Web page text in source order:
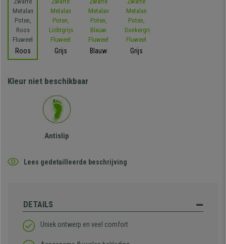
Roos Grijs Blauw Grijs
Kleur niet beschikbaar
Antislip
Lees gedetailleerde beschrijving
DETAILS
Uniek ontwerp en veel comfort